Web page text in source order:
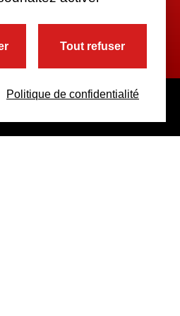
Tout refuser
Politique de confidentialité